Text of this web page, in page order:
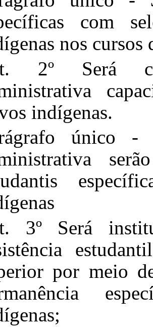
com
nos cursos
2º Será
indígenas.
único -
3º Será
por meio